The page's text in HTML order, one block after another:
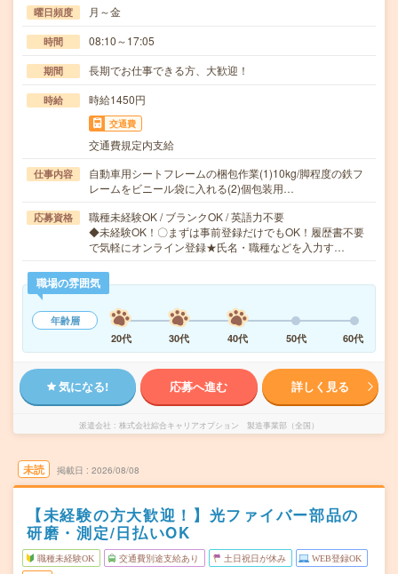
曜日頻度 月～金
時間 08:10～17:05
期間 長期でお仕事できる方、大歓迎！
時給 時給1450円
交通費
交通費規定内支給
仕事内容
自動車用シートフレームの梱包作業(1)10kg/脚程度の鉄フ
レームをビニール袋に入れる(2)個包装用…
応募資格
職種未経験OK / ブランクOK / 英語力不要
◆未経験OK！〇まずは事前登録だけでもOK！履歴書不要
で気軽にオンライン登録★氏名・職種などを入力す…
職場の雰囲気
年齢層
20代
30代 40代 50代 60代
気になる! 応募へ進む 詳しく見る
派遣会社 株式会社綜合キャリアオプション 製造事業部（全国）
未読 掲載日 2026/08/08
【未経験の方大歓迎！】光ファイバー部品の
研磨・測定/日払いOK
職種未経験OK 交通費別途支給あり 土日祝日が休み WEB登録OK